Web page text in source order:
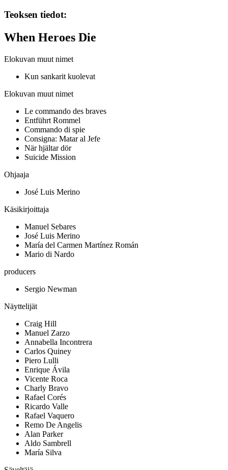
Teoksen tiedot:
When Heroes Die
Elokuvan muut nimet
Kun sankarit kuolevat
Elokuvan muut nimet
Le commando des braves
Entführt Rommel
Commando di spie
Consigna: Matar al Jefe
När hjältar dör
Suicide Mission
Ohjaaja
José Luis Merino
Käsikirjoittaja
Manuel Sebares
José Luis Merino
María del Carmen Martínez Román
Mario di Nardo
producers
Sergio Newman
Näyttelijät
Craig Hill
Manuel Zarzo
Annabella Incontrera
Carlos Quiney
Piero Lulli
Enrique Ávila
Vicente Roca
Charly Bravo
Rafael Corés
Ricardo Valle
Rafael Vaquero
Remo De Angelis
Alan Parker
Aldo Sambrell
María Silva